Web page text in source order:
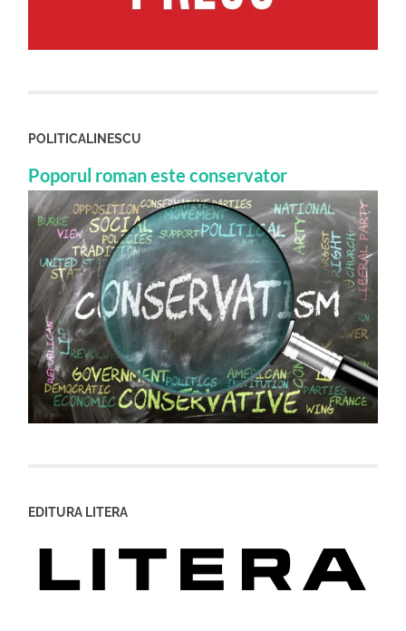
POLITICALINESCU
Poporul roman este conservator
EDITURA LITERA